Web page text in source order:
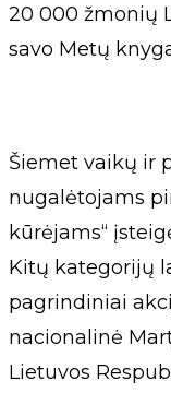
20 000 žmonių
savo Metų
Šiemet vaikų ir
nugalėtojams
kūrėjams“
Kitų kategorijų
pagrindiniai
nacionalinė
Lietuvos